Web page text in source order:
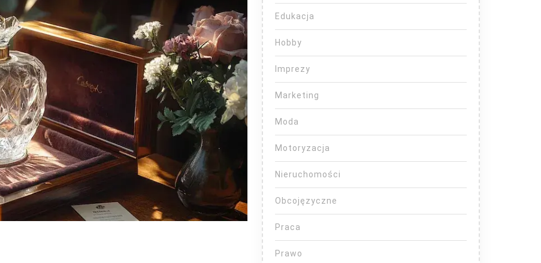
Edukacja
Hobby
Imprezy
Marketing
Moda
Motoryzacja
Nieruchomości
Obcojęzyczne
Praca
Prawo